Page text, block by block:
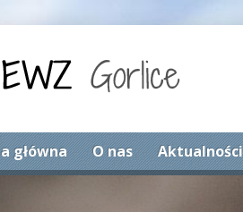
główna O nas Aktualności